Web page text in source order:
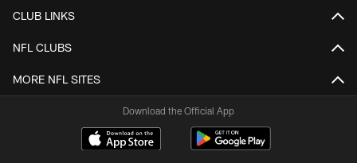
CLUB LINKS
NFL CLUBS
MORE NFL SITES
Download the Official App